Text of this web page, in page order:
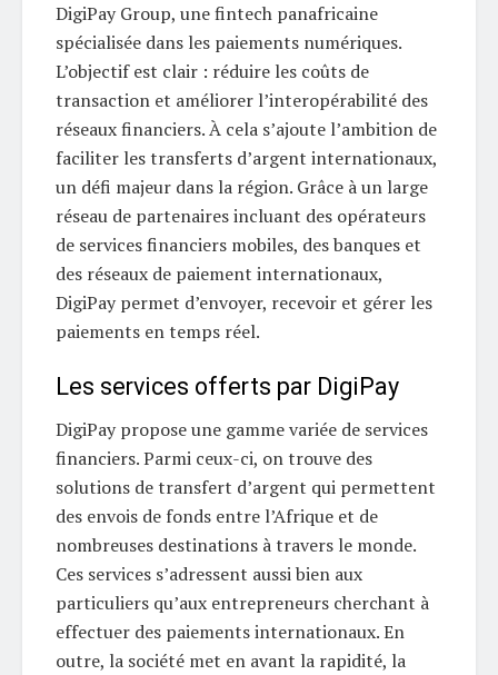
DigiPay Group, une fintech panafricaine
spécialisée dans les paiements numériques.
L’objectif est clair : réduire les coûts de
transaction et améliorer l’interopérabilité des
réseaux financiers. À cela s’ajoute l’ambition de
faciliter les transferts d’argent internationaux,
un défi majeur dans la région. Grâce à un large
réseau de partenaires incluant des opérateurs
de services financiers mobiles, des banques et
des réseaux de paiement internationaux,
DigiPay permet d’envoyer, recevoir et gérer les
paiements en temps réel.
Les services offerts par DigiPay
DigiPay propose une gamme variée de services
financiers. Parmi ceux-ci, on trouve des
solutions de transfert d’argent qui permettent
des envois de fonds entre l’Afrique et de
nombreuses destinations à travers le monde.
Ces services s’adressent aussi bien aux
particuliers qu’aux entrepreneurs cherchant à
effectuer des paiements internationaux. En
outre, la société met en avant la rapidité, la